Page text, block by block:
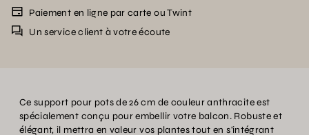
Paiement en ligne par carte ou Twint
Un service client à votre écoute
Ce support pour pots de 26 cm de couleur anthracite est
spécialement conçu pour embellir votre balcon. Robuste et
élégant, il mettra en valeur vos plantes tout en s'intégrant